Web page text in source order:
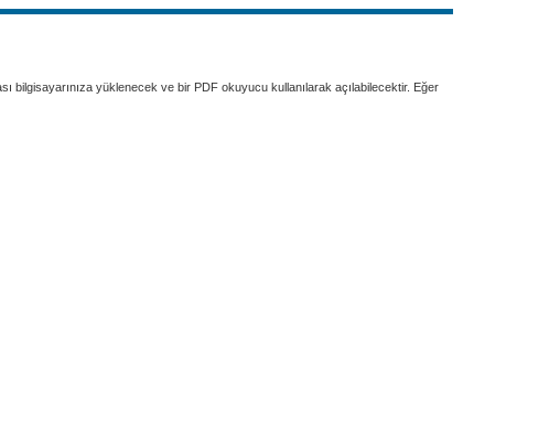
bilgisayarınıza yüklenecek ve bir PDF okuyucu kullanılarak açılabilecektir. Eğer